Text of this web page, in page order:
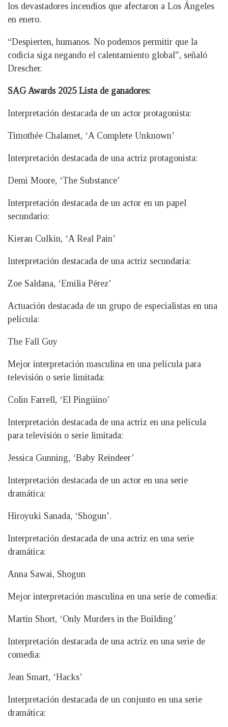
los devastadores incendios que afectaron a Los Ángeles
en enero.
“Despierten, humanos. No podemos permitir que la
codicia siga negando el calentamiento global”, señaló
Drescher.
SAG Awards 2025 Lista de ganadores:
Interpretación destacada de un actor protagonista:
Timothée Chalamet, ‘A Complete Unknown’
Interpretación destacada de una actriz protagonista:
Demi Moore, ‘The Substance’
Interpretación destacada de un actor en un papel
secundario:
Kieran Culkin, ‘A Real Pain’
Interpretación destacada de una actriz secundaria:
Zoe Saldana, ‘Emilia Pérez’
Actuación destacada de un grupo de especialistas en una
película:
The Fall Guy
Mejor interpretación masculina en una película para
televisión o serie limitada:
Colin Farrell, ‘El Pingüino’
Interpretación destacada de una actriz en una película
para televisión o serie limitada:
Jessica Gunning, ‘Baby Reindeer’
Interpretación destacada de un actor en una serie
dramática:
Hiroyuki Sanada, ‘Shogun’.
Interpretación destacada de una actriz en una serie
dramática:
Anna Sawai, Shogun
Mejor interpretación masculina en una serie de comedia:
Martin Short, ‘Only Murders in the Building’
Interpretación destacada de una actriz en una serie de
comedia:
Jean Smart, ‘Hacks’
Interpretación destacada de un conjunto en una serie
dramática: